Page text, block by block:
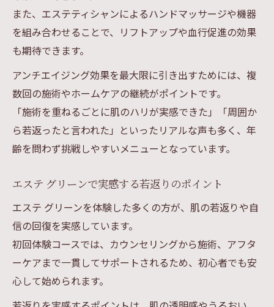
また、エステティシャンによるハンドマッサージや機器
を組み合わせることで、リフトアップや血行促進の効果
も期待できます。
アンチエイジング効果を最大限に引き出すためには、複
数回の施術やホームケアの継続がポイントです。
「施術を重ねるごとに肌のハリが実感できた」「周囲か
ら若返ったと言われた」といったリアルな声も多く、年
齢を問わず挑戦しやすいメニューとなっています。
エステ グリーンで実感する若返りのポイント
エステ グリーンを体験した多くの方が、肌の若返りや自
信の回復を実感しています。
初回体験コースでは、カウンセリングから施術、アフタ
ーケアまで一貫してサポートされるため、初心者でも安
心して始められます。